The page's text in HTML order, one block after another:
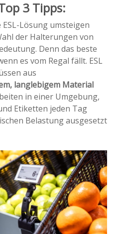
3 Tipps:
ESL-Lösung umsteigen
der Halterungen von
Denn das beste
es vom Regal fällt. ESL
aus
langlebigem Material
in einer Umgebung,
Etiketten jeden Tag
Belastung ausgesetzt